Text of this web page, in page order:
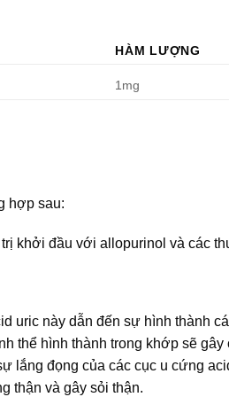
HÀM LƯỢNG
1mg
hợp sau:
khởi đầu với allopurinol và các
uric này dẫn đến sự hình thành
thể hình thành trong khớp sẽ
lắng đọng của các cục u cứng
thận và gây sỏi thận.